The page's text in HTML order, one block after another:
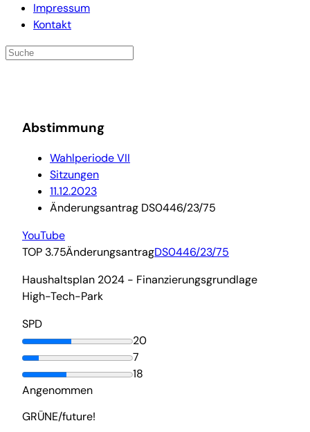
Impressum
Kontakt
Abstimmung
Wahlperiode VII
Sitzungen
11.12.2023
Änderungsantrag DS0446/23/75
YouTube
TOP 3.75ÄnderungsantragDS0446/23/75
Haushaltsplan 2024 - Finanzierungsgrundlage
High-Tech-Park
SPD
20
7
18
Angenommen
GRÜNE/future!